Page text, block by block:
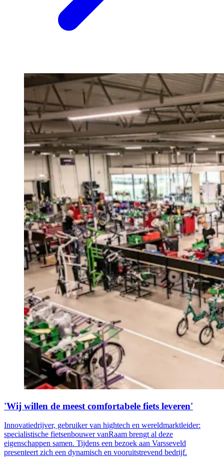
'Wij willen de meest comfortabele fiets leveren'
Innovatiedrijver, gebruiker van hightech en wereldmarktleider:
specialistische fietsenbouwer vanRaam brengt al deze
eigenschappen samen. Tijdens een bezoek aan Varsseveld
presenteert zich een dynamisch en vooruitstrevend bedrijf.